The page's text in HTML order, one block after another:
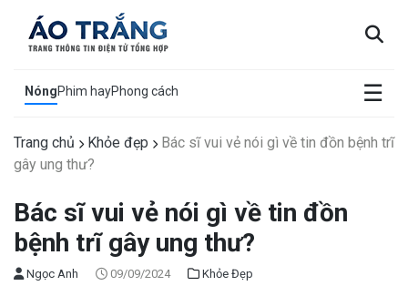
NóngPhim hayPhong cách ☰
×
Trang chủ Khỏe đẹp
Bác sĩ vui vẻ nói gì về tin đồn bệnh trĩ
gây ung thư?
Bác sĩ vui vẻ nói gì về tin đồn
bệnh trĩ gây ung thư?
Ngọc Anh 09/09/2024 Khỏe Đẹp